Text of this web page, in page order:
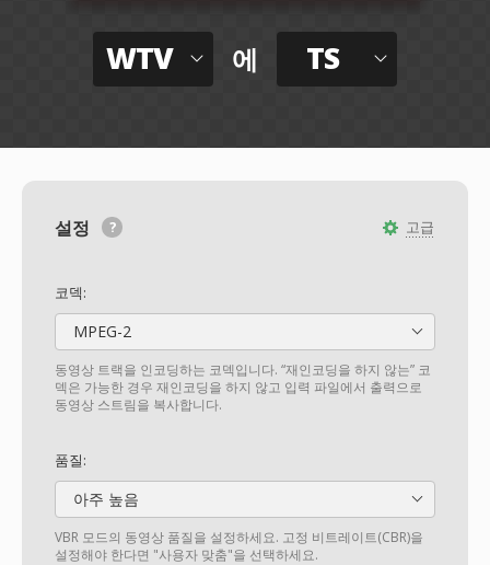
WTV 에 TS
고급
설정
코덱:
MPEG-2
동영상 트랙을 인코딩하는 코덱입니다. “재인코딩을 하지 않는” 코
덱은 가능한 경우 재인코딩을 하지 않고 입력 파일에서 출력으로
동영상 스트림을 복사합니다.
품질:
아주 높음
VBR 모드의 동영상 품질을 설정하세요. 고정 비트레이트(CBR)을
설정해야 한다면 "사용자 맞춤"을 선택하세요.